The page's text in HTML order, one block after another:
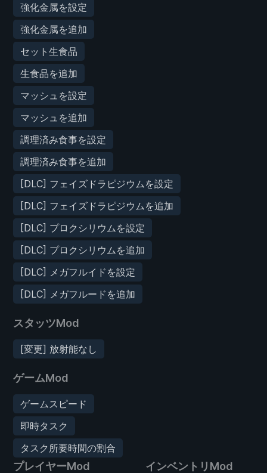
強化金属を設定
強化金属を追加
セット生食品
生食品を追加
マッシュを設定
マッシュを追加
調理済み食事を設定
調理済み食事を追加
[DLC] フェイズドラピジウムを設定
[DLC] フェイズドラピジウムを追加
[DLC] プロクシリウムを設定
[DLC] プロクシリウムを追加
[DLC] メガフルイドを設定
[DLC] メガフルードを追加
スタッツMod
[変更] 放射能なし
ゲームMod
ゲームスピード
即時タスク
タスク所要時間の割合
プレイヤーMod インベントリMod